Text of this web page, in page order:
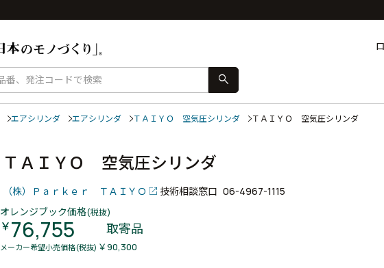
search
エアシリンダ エアシリンダ ＴＡＩＹＯ 空気圧シリンダ ＴＡＩＹＯ 空気圧シリンダ
ＴＡＩＹＯ 空気圧シリンダ
（株）Ｐａｒｋｅｒ ＴＡＩＹＯ 技術相談窓口 06-4967-1115
オレンジブック価格(税抜)
￥76,755 取寄品
メーカー希望小売価格(税抜) ￥90,300